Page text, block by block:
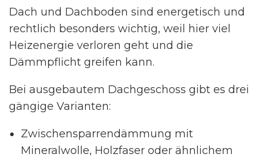
Dach und Dachboden sind energetisch und
rechtlich besonders wichtig, weil hier viel
Heizenergie verloren geht und die
Dämmpflicht greifen kann.
Bei ausgebautem Dachgeschoss gibt es drei
gängige Varianten:
Zwischensparrendämmung mit
Mineralwolle, Holzfaser oder ähnlichem